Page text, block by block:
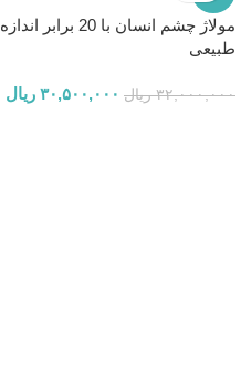
مولاژ چشم انسان با 20 برابر اندازه
طبیعی
۳۲,۰۰۰,۰۰۰ ریال ۳۰,۵۰۰,۰۰۰ ریال